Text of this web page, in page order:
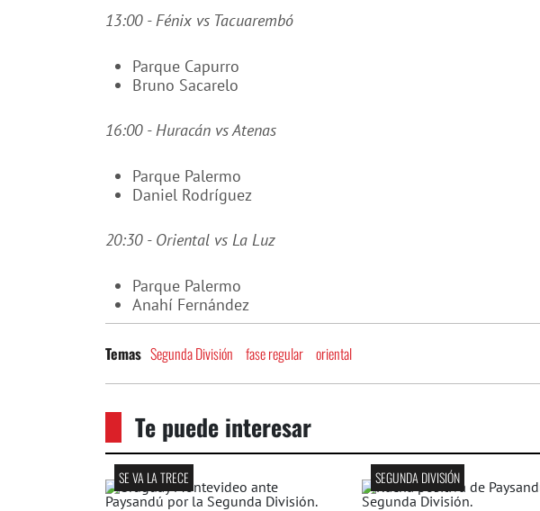
13:00 - Fénix vs Tacuarembó
Parque Capurro
Bruno Sacarelo
16:00 - Huracán vs Atenas
Parque Palermo
Daniel Rodríguez
20:30 - Oriental vs La Luz
Parque Palermo
Anahí Fernández
Temas Segunda División fase regular oriental
Te puede interesar
SE VA LA TRECE SEGUNDA DIVISIÓN